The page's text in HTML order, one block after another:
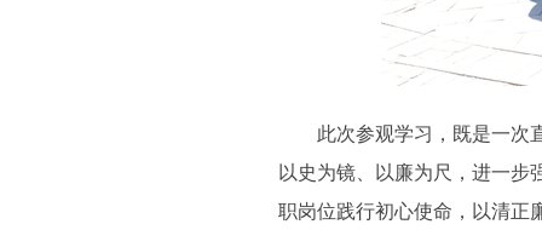
此次参观学习，既是一次直
以史为镜、以廉为尺，进一步
职岗位践行初心使命，以清正